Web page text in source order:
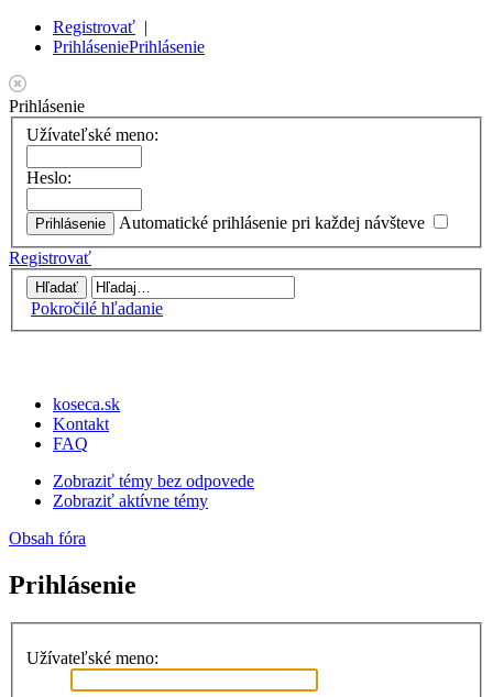
Registrovať |
PrihláseniePrihlásenie
Prihlásenie
Užívateľské meno:
Heslo:
Automatické prihlásenie pri každej návšteve
Registrovať
Pokročilé hľadanie
koseca.sk
Kontakt
FAQ
Zobraziť témy bez odpovede
Zobraziť aktívne témy
Obsah fóra
Prihlásenie
Užívateľské meno: